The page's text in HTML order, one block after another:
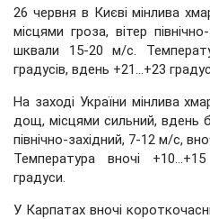
26 червня в Києві мінлива
місцями гроза, вітер
шквали 15-20 м/с.
градусів, вдень +21...+23
На заході України мінлива
дощ, місцями сильний, вдень
північно-західний, 7-12 м/с,
Температура вночі
градуси.
У Карпатах вночі